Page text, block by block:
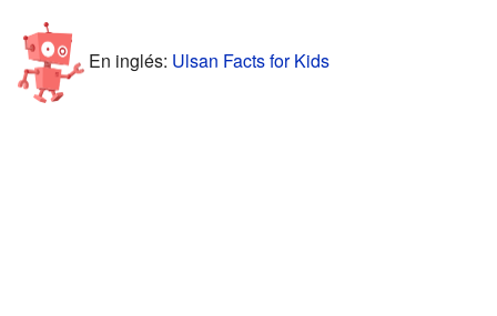
En inglés: Ulsan Facts for Kids